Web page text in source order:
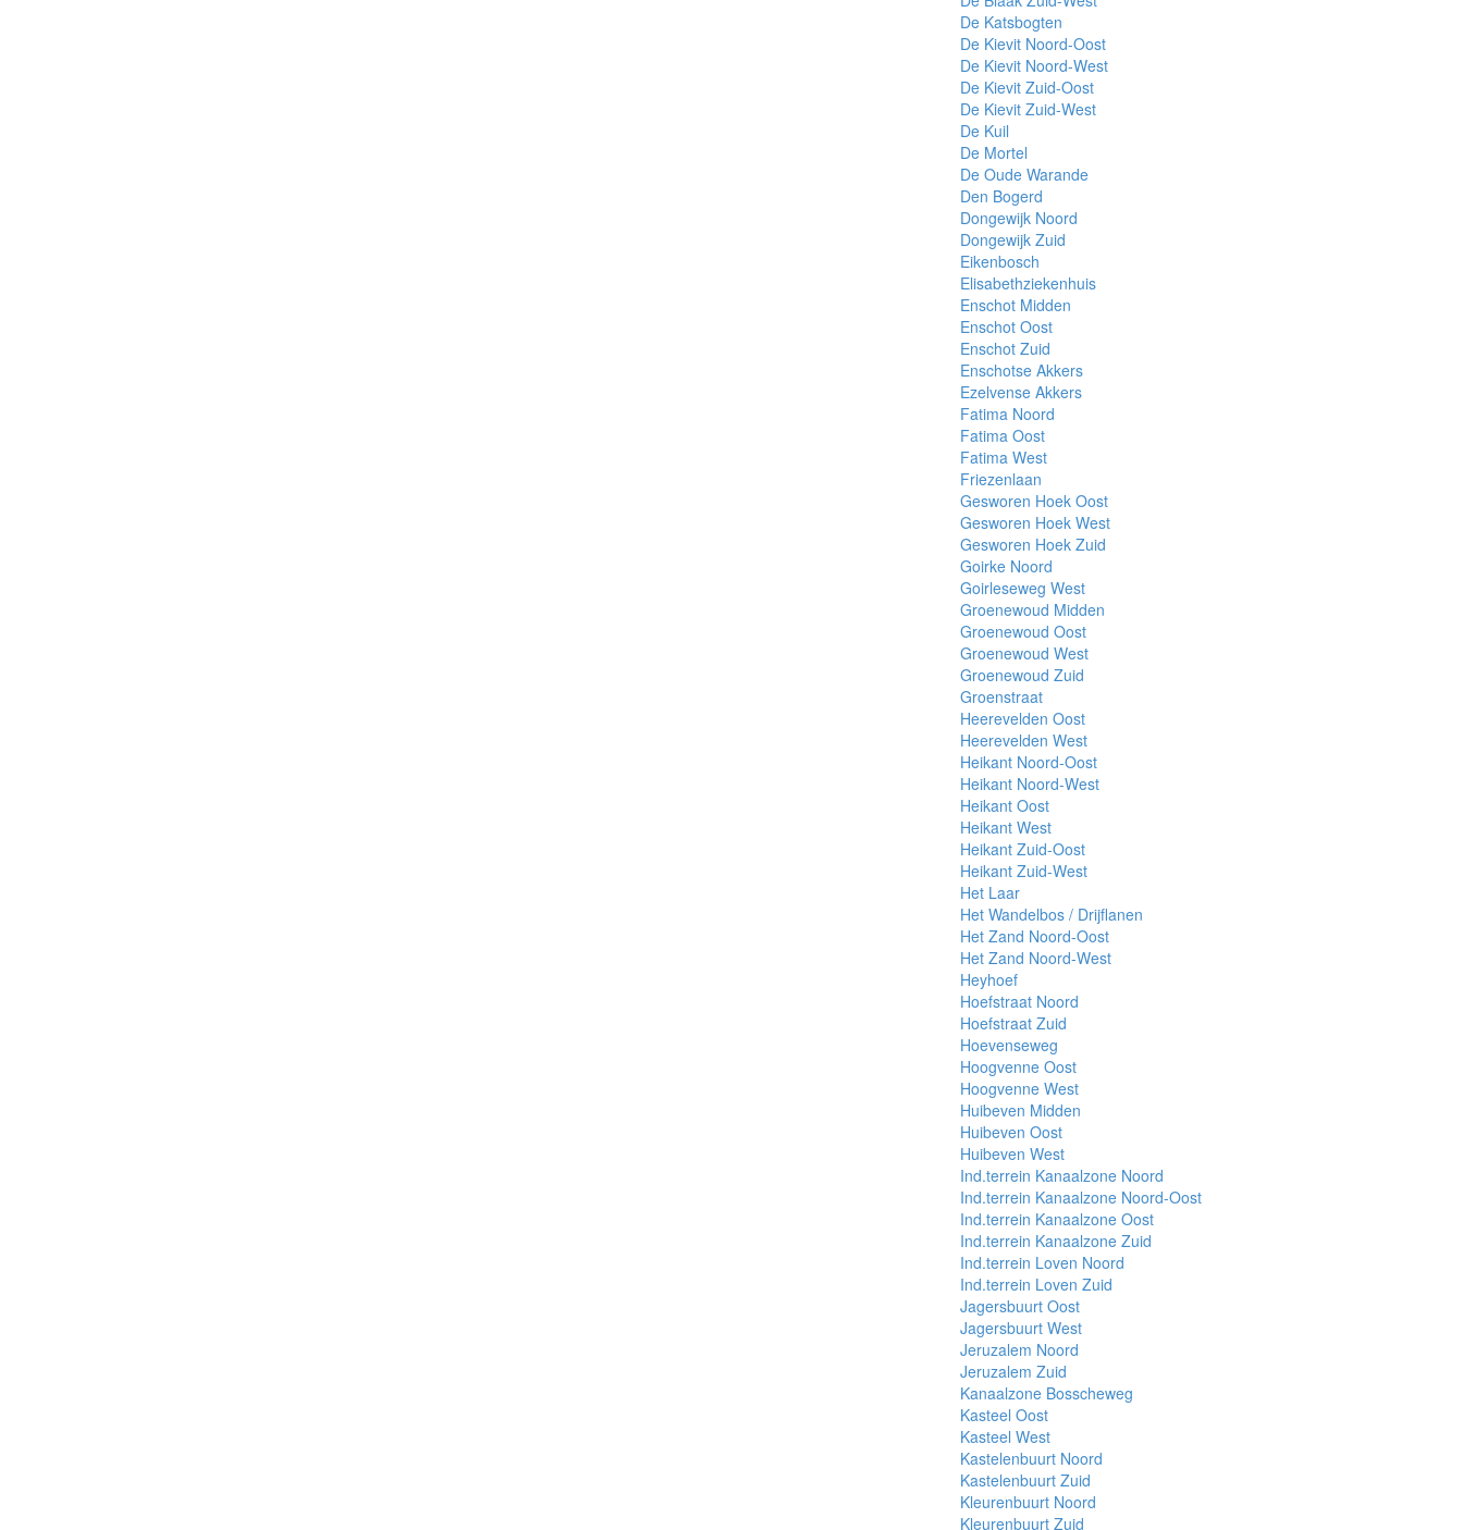
De Katsbogten
De Kievit Noord-Oost
De Kievit Noord-West
De Kievit Zuid-Oost
De Kievit Zuid-West
De Kuil
De Mortel
De Oude Warande
Den Bogerd
Dongewijk Noord
Dongewijk Zuid
Eikenbosch
Elisabethziekenhuis
Enschot Midden
Enschot Oost
Enschot Zuid
Enschotse Akkers
Ezelvense Akkers
Fatima Noord
Fatima Oost
Fatima West
Friezenlaan
Gesworen Hoek Oost
Gesworen Hoek West
Gesworen Hoek Zuid
Goirke Noord
Goirleseweg West
Groenewoud Midden
Groenewoud Oost
Groenewoud West
Groenewoud Zuid
Groenstraat
Heerevelden Oost
Heerevelden West
Heikant Noord-Oost
Heikant Noord-West
Heikant Oost
Heikant West
Heikant Zuid-Oost
Heikant Zuid-West
Het Laar
Het Wandelbos / Drijflanen
Het Zand Noord-Oost
Het Zand Noord-West
Heyhoef
Hoefstraat Noord
Hoefstraat Zuid
Hoevenseweg
Hoogvenne Oost
Hoogvenne West
Huibeven Midden
Huibeven Oost
Huibeven West
Ind.terrein Kanaalzone Noord
Ind.terrein Kanaalzone Noord-Oost
Ind.terrein Kanaalzone Oost
Ind.terrein Kanaalzone Zuid
Ind.terrein Loven Noord
Ind.terrein Loven Zuid
Jagersbuurt Oost
Jagersbuurt West
Jeruzalem Noord
Jeruzalem Zuid
Kanaalzone Bosscheweg
Kasteel Oost
Kasteel West
Kastelenbuurt Noord
Kastelenbuurt Zuid
Kleurenbuurt Noord
Kleurenbuurt Zuid